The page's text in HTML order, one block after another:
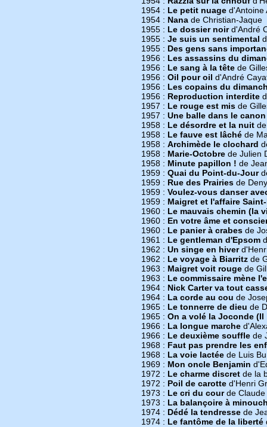
1954 : Le petit nuage d'Antoine
1954 : Nana de Christian-Jaque
1955 : Le dossier noird'André
1955 : Je suis un sentimental
1955 : Des gens sans
1956 : Les assassins du
1956 : Le sang à la tête de
1956 : Oil pour oil d'André
1956 : Les copains du
1956 : Reproduction interdite
1957 : Le rouge est mis de
1957 : Une balle dans le canon
1958 : Le désordre et la nuit
1958 : Le fauve est lâché de
1958 : Archimède le clochard
1958 : Marie-Octobre de Julien
1958 : Minute papillon ! de
1959 : Quai du Point-du-Jour
1959 : Rue des Prairies de
1959 : Voulez-vous danser
1959 : Maigret et l'affaire
1960 : Le mauvais chemin (la
1960 : En votre âme et
1960 : Le panier à crabes de
1961 : Le gentleman d'Epsom
1962 : Un singe en hiver
1962 : Le voyage à Biarritz de
1963 : Maigret voit rouge de
1963 : Le commissaire mène
1964 : Nick Carter va tout
1964 : La corde au cou de
1965 : Le tonnerre de dieu de
1965 : On a volé la Joconde
1966 : La longue marche
1966 : Le deuxième souffle de
1968 : Faut pas prendre les
1968 : La voie lactée de Luis
1969 : Mon oncle Benjamin
1972 : Le charme discret de la
1972 : Poil de carotte d'Henri
1973 : Le cri du courde Claude
1973 : La balançoire à
1974 : Dédé la tendresse de
1974 : Le fantôme de la liberté